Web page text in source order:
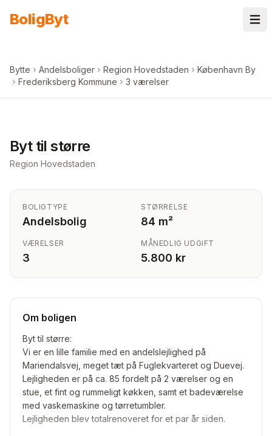
BoligByt
Bytte Andelsboliger Region Hovedstaden
København By
Frederiksberg Kommune
3 værelser
Byt til større
Region Hovedstaden
BOLIGTYPE
Andelsbolig
STØRRELSE
84 m²
VÆRELSER
3
MÅNEDLIG UDGIFT
5.800 kr
Om boligen
Byt til større:
Vi er en lille familie med en andelslejlighed på
Mariendalsvej, meget tæt på Fuglekvarteret og Duevej.
Lejligheden er på ca. 85 fordelt på 2 værelser og en
stue, et fint og rummeligt køkken, samt et badeværelse
med vaskemaskine og tørretumbler.
Lejligheden blev totalrenoveret for et par år siden.